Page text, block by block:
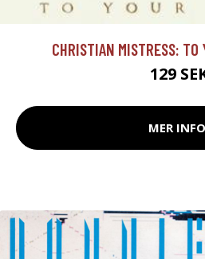
CHRISTIAN MISTRESS: TO
129
MER